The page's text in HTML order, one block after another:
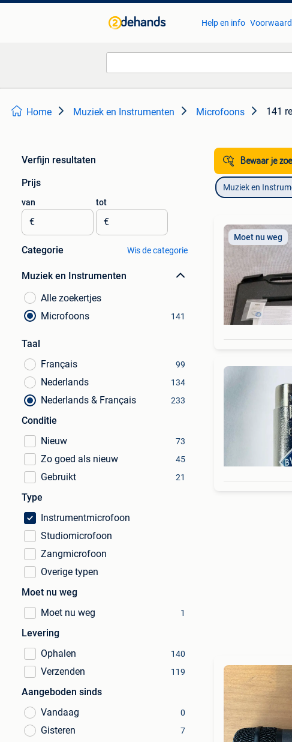
Help en info
Home Muziek en Instrumenten Microfoons 141
Verfijn resultaten
Prijs
van
€
tot
€
Categorie Wis de categorie
Muziek en Instrumenten
Alle zoekertjes
Microfoons
141
Taal
Français
99
Nederlands 134
Nederlands & Français 233
Conditie
Nieuw
73
Zo goed als nieuw 45
Gebruikt 21
Type
Instrumentmicrofoon
Studiomicrofoon
Zangmicrofoon
Overige typen
Moet nu weg
Moet nu weg
1
Levering
Ophalen
140
Verzenden 119
Aangeboden sinds
Vandaag
0
Gisteren 7
Bewaar je
Muziek en
Moet nu weg